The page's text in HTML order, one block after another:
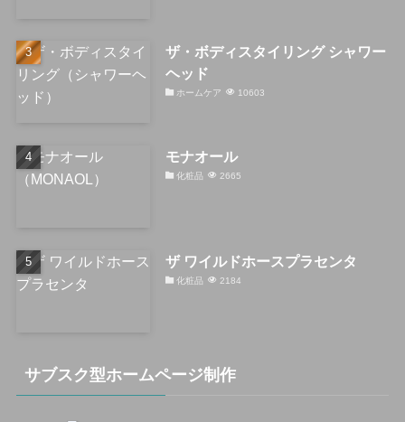
ザ・ボディスタイリング シャワー
ヘッド
ホームケア 10603
モナオール
化粧品 2665
ザ ワイルドホースプラセンタ
化粧品 2184
サブスク型ホームページ制作